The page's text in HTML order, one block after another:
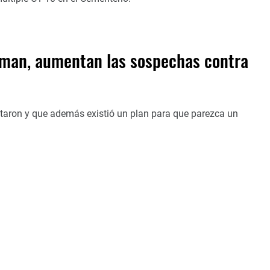
aumentan las sospechas contra
y que además existió un plan para que parezca un